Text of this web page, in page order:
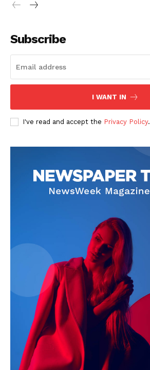
Subscribe
I WANT IN
I've read and accept the Privacy Policy.